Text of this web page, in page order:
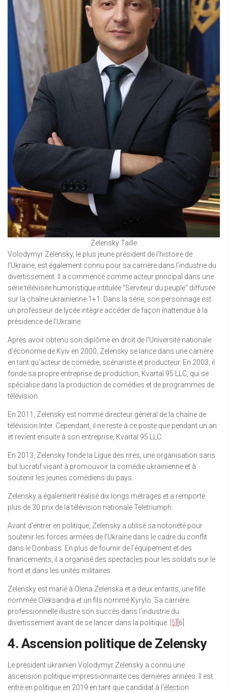
Zelensky Taille
Volodymyr Zelensky, le plus jeune président de l’histoire de
l’Ukraine, est également connu pour sa carrière dans l’industrie du
divertissement. Il a commencé comme acteur principal dans une
série télévisée humoristique intitulée “Serviteur du peuple” diffusée
sur la chaîne ukrainienne 1+1. Dans la série, son personnage est
un professeur de lycée intègre accéder de façon inattendue à la
présidence de l’Ukraine.
Après avoir obtenu son diplôme en droit de l’Université nationale
d’économie de Kyiv en 2000, Zelensky se lance dans une carrière
en tant qu’acteur de comédie, scénariste et producteur. En 2003, il
fonde sa propre entreprise de production, Kvartal 95 LLC, qui se
spécialise dans la production de comédies et de programmes de
télévision.
En 2011, Zelensky est nommé directeur général de la chaîne de
télévision Inter. Cependant, il ne reste à ce poste que pendant un an
et revient ensuite à son entreprise, Kvartal 95 LLC.
En 2013, Zelensky fonde la Ligue des rires, une organisation sans
but lucratif visant à promouvoir la comédie ukrainienne et à
soutenir les jeunes comédiens du pays.
Zelensky a également réalisé dix longs métrages et a remporté
plus de 30 prix de la télévision nationale Teletriumph.
Avant d’entrer en politique, Zelensky a utilisé sa notoriété pour
soutenir les forces armées de l’Ukraine dans le cadre du conflit
dans le Donbass. En plus de fournir de l’équipement et des
financements, il a organisé des spectacles pour les soldats sur le
front et dans les unités militaires.
Zelensky est marié à Olena Zelenska et a deux enfants, une fille
nommée Oleksandra et un fils nommé Kyrylo. Sa carrière
professionnelle illustre son succès dans l’industrie du
divertissement avant de se lancer dans la politique.
[5] [6]
4. Ascension politique de Zelensky
Le président ukrainien Volodymyr Zelensky a connu une
ascension politique impressionnante ces dernières années. Il est
entré en politique en 2019 en tant que candidat à l’élection